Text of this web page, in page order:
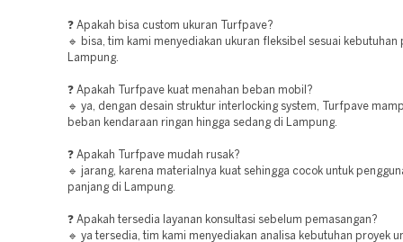
❓ Apakah bisa custom ukuran Turfpave?
🔹 bisa, tim kami menyediakan ukuran fleksibel sesuai kebutuhan
Lampung.
❓ Apakah Turfpave kuat menahan beban mobil?
🔹 ya, dengan desain struktur interlocking system, Turfpave
beban kendaraan ringan hingga sedang di Lampung.
❓ Apakah Turfpave mudah rusak?
🔹 jarang, karena materialnya kuat sehingga cocok untuk
panjang di Lampung.
❓ Apakah tersedia layanan konsultasi sebelum pemasangan?
🔹 ya tersedia, tim kami menyediakan analisa kebutuhan proyek